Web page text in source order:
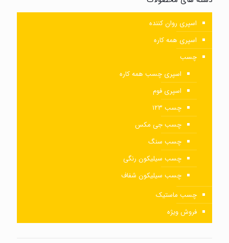
اسپری روان کننده
اسپری همه کاره
چسب
اسپری چسب همه کاره
اسپری فوم
چسب ۱۲۳
چسب جی مکس
چسب سنگ
چسب سیلیکون رنگی
چسب سیلیکون شفاف
چسب ماستیک
فروش ویژه